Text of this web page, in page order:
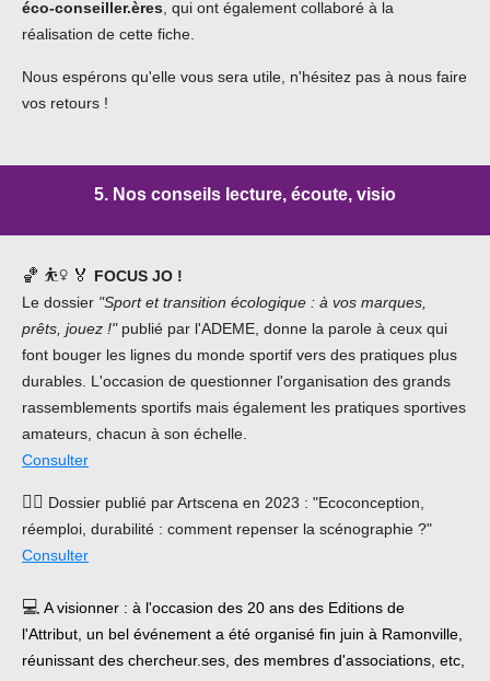
éco-conseiller.ères , qui ont également collaboré à la
réalisation de cette fiche.
Nous espérons qu'elle vous sera utile, n'hésitez pas à nous faire
vos retours !
5. Nos conseils lecture, écoute, visio
🏀 ⛹️‍♀️ 🏅 FOCUS JO !
Le dossier "Sport et transition écologique : à vos marques,
prêts, jouez !"publié par l'ADEME, donne la parole à ceux qui
font bouger les lignes du monde sportif vers des pratiques plus
durables. L'occasion de questionner l'organisation des grands
rassemblements sportifs mais également les pratiques sportives
amateurs, chacun à son échelle.
Consulter
👂🏽 Dossier publié par Artscena en 2023 : "Ecoconception,
réemploi, durabilité : comment repenser la scénographie ?"
Consulter
💻 A visionner : à l'occasion des 20 ans des Editions de
l'Attribut , un bel événement a été organisé fin juin à Ramonville,
réunissant des chercheur.ses, des membres d'associations, etc,